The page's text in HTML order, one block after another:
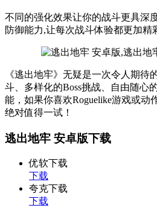
不同的强化效果让你的战斗更具深
防御能力,让每次战斗体验都更加精
《逃出地牢》无疑是一次令人期待
斗、多样化的Boss挑战、自由随心
能，如果你喜欢Roguelike游戏或动
绝对值得一试！
逃出地牢 安卓版下载
优软下载
下载
夸克下载
下载